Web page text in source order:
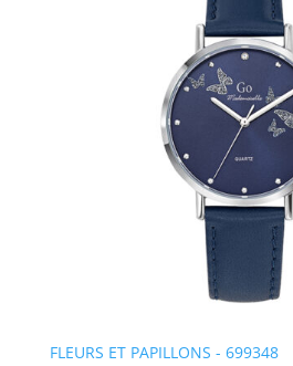
FLEURS ET PAPILLONS - 699348